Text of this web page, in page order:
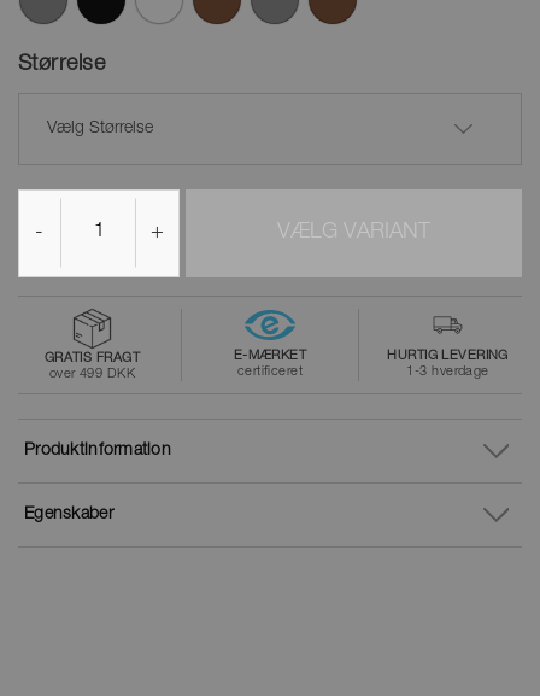
Størrelse
Vælg Størrelse
- + VÆLG VARIANT
GRATIS FRAGT
over 499 DKK
E-MÆRKET
certificeret
HURTIG LEVERING
1-3 hverdage
Egenskaber
Produktinformation